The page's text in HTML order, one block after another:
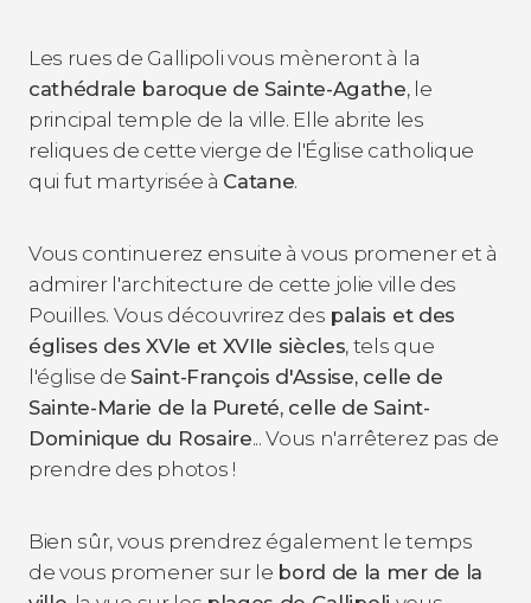
Les rues de Gallipoli vous mèneront à la
cathédrale baroque de Sainte-Agathe, le
principal temple de la ville. Elle abrite les
reliques de cette vierge de l'Église catholique
qui fut martyrisée à Catane.
Vous continuerez ensuite à vous promener et à
admirer l'architecture de cette jolie ville des
Pouilles. Vous découvrirez des palais et des
églises des XVIe et XVIIe siècles, tels que
l'église de Saint-François d'Assise, celle de
Sainte-Marie de la Pureté, celle de Saint-
Dominique du Rosaire... Vous n'arrêterez pas de
prendre des photos !
Bien sûr, vous prendrez également le temps
de vous promener sur le bord de la mer de la